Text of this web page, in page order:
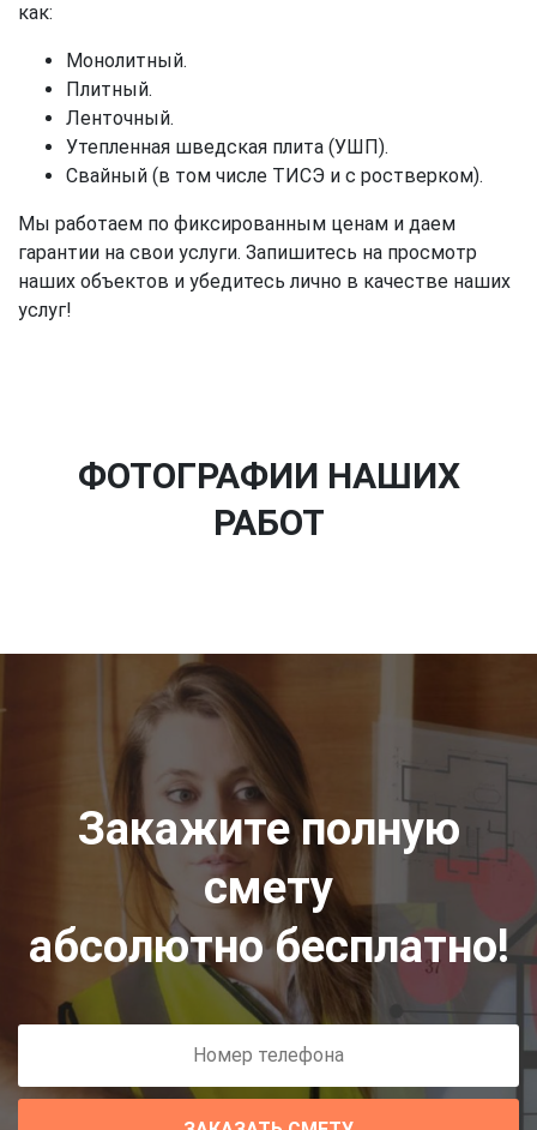
как:
Монолитный.
Плитный.
Ленточный.
Утепленная шведская плита (УШП).
Свайный (в том числе ТИСЭ и с ростверком).
Мы работаем по фиксированным ценам и даем
гарантии на свои услуги. Запишитесь на просмотр
наших объектов и убедитесь лично в качестве наших
услуг!
ФОТОГРАФИИ НАШИХ
РАБОТ
Закажите полную
смету
абсолютно бесплатно!